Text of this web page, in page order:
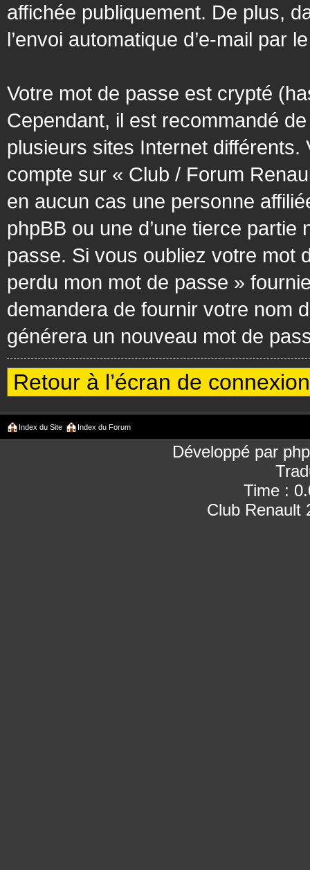
affichée publiquement. De plus,
l’envoi automatique d’e-mail par
Votre mot de passe est crypté
Cependant, il est recommandé
plusieurs sites Internet différents.
compte sur « Club / Forum
en aucun cas une personne
phpBB ou une d’une tierce
passe. Si vous oubliez votre mot
perdu mon mot de passe »
demandera de fournir votre nom
générera un nouveau mot de
Retour à l’écran de connexion
Index du Site Index du Forum
Développé par
Time :
Club Renault